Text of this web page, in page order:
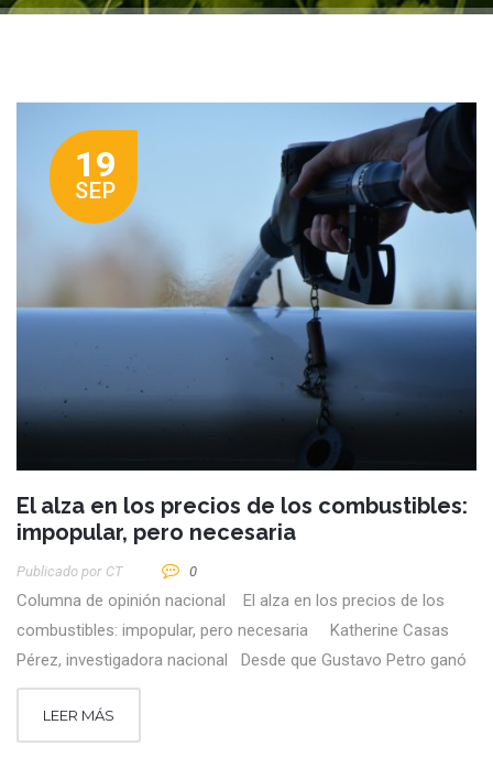
19
SEP
El alza en los precios de los combustibles:
impopular, pero necesaria
Publicado por CT 0
Columna de opinión nacional El alza en los precios de los
combustibles: impopular, pero necesaria Katherine Casas
Pérez, investigadora nacional Desde que Gustavo Petro ganó
LEER MÁS